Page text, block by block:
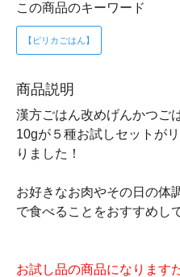
この商品のキーワード
【ピリカごはん】
商品説明
漢方ごはん改めげんかつご
10gが５種お試しセットが
りました！
お好きなお肉やその日の体
で食べることをおすすめし
お試し品の商品になります